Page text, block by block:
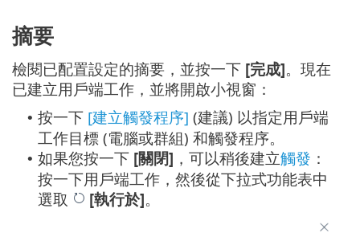
摘要
檢閱已配置設定的摘要，並按一下 [完成]。現在
已建立用戶端工作，並將開啟小視窗：
• 按一下 [建立觸發程序] (建議) 以指定用戶端
工作目標 (電腦或群組) 和觸發程序。
• 如果您按一下 [關閉] ，可以稍後建立觸發 ：
按一下用戶端工作，然後從下拉式功能表中
選取
[執行於]。